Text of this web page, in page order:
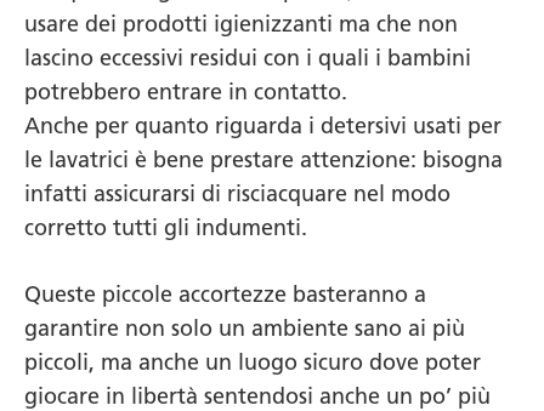
usare dei prodotti igienizzanti ma che non
lascino eccessivi residui con i quali i bambini
potrebbero entrare in contatto.
Anche per quanto riguarda i detersivi usati per
le lavatrici è bene prestare attenzione: bisogna
infatti assicurarsi di risciacquare nel modo
corretto tutti gli indumenti.
Queste piccole accortezze basteranno a
garantire non solo un ambiente sano ai più
piccoli, ma anche un luogo sicuro dove poter
giocare in libertà sentendosi anche un po’ più